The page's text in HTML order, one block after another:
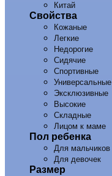
Китай
Свойства
Кожаные
Легкие
Недорогие
Сидячие
Спортивные
Универсальные
Эксклюзивные
Высокие
Складные
Лицом к маме
Пол ребенка
Для мальчиков
Для девочек
Размер